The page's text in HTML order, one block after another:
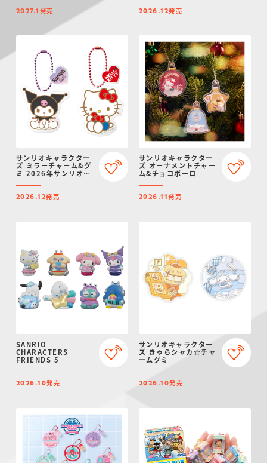
2027.1 発売 2026.12発売
サンリオキャラクター
ズ ミラーチャーム&グ
ミ 2026年サンリオキ
2026.12発売
サンリオキャラクター
ズ オーナメントチャー
ム&チョコボーロ
2026.11発売
SANRIO
CHARACTERS
FRIENDS 5
2026.10発売
サンリオキャラクター
ズ きゃらシャカ☆チャ
ームグミ
2026.10発売